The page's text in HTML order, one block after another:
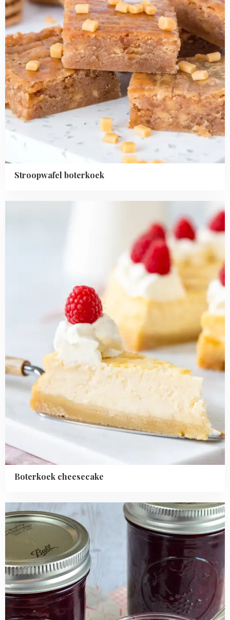
Stroopwafel boterkoek
Boterkoek cheesecake
Read
more
about
bramenjam
maken